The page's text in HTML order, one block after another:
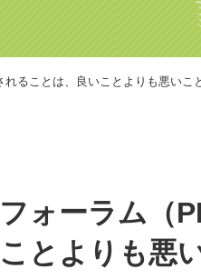
ることは、良いことよりも悪いこ
ォーラム（
とよりも悪